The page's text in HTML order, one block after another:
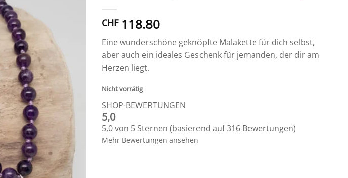
Wunschliste
CHF118.80
Eine wunderschöne geknöpfte Malakette für dich selbst,
aber auch ein ideales Geschenk für jemanden, der dir am
Herzen liegt.
Nicht vorrätig
SHOP-BEWERTUNGEN
5,0
5,0 von 5 Sternen (basierend auf 316 Bewertungen)
Mehr Bewertungen ansehen